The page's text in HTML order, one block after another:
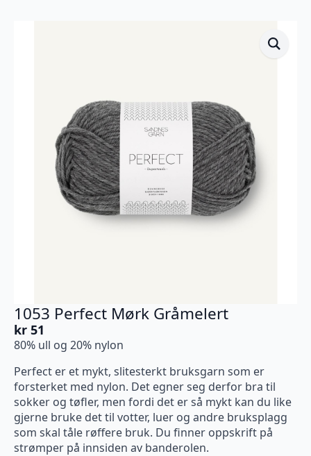
1053 Perfect Mørk Gråmelert
kr 51
80% ull og 20% nylon
Perfect er et mykt, slitesterkt bruksgarn som er
forsterket med nylon. Det egner seg derfor bra til
sokker og tøfler, men fordi det er så mykt kan du like
gjerne bruke det til votter, luer og andre bruksplagg
som skal tåle røffere bruk. Du finner oppskrift på
strømper på innsiden av banderolen.